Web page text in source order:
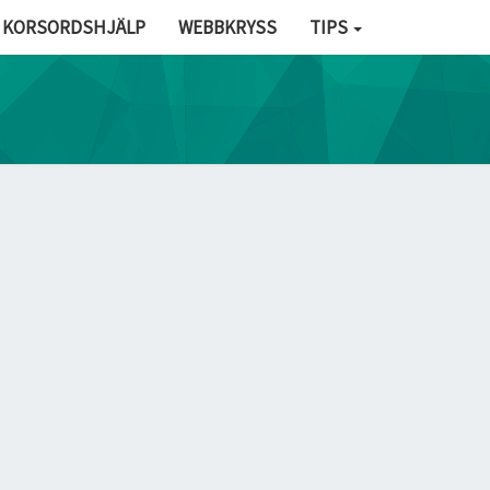
KORSORDSHJÄLP WEBBKRYSS TIPS